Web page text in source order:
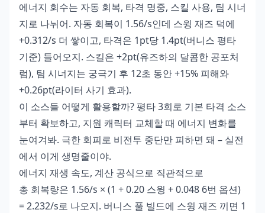
에너지 회수는 자동 회복, 타격 명중, 스킬 사용, 팀 시너
지로 나뉘어. 자동 회복이 1.56/s인데 스윙 재즈 덕에
+0.312/s 더 쌓이고, 타격은 1pt당 1.4pt(버니스 평타
기준) 들어오지. 스킬은 +2pt(유즈하의 달콤한 공포처
럼), 팀 시너지는 궁극기 후 12초 동안 +15% 피해와
+0.26pt(라이터 사기 효과).
이 소스들 어떻게 활용할까? 평타 3회로 기본 타격 소스
부터 확보하고, 지원 캐릭터 교체할 때 에너지 변화를
눈여겨봐. 극한 회피로 비전투 중단만 피하면 돼 – 실전
에서 이게 생명줄이야.
에너지 재생 속도, 계산 공식으로 직관적으로
총 회복량은 1.56/s × (1 + 0.20 스윙 + 0.048 6번 옵션)
= 2.232/s로 나오지. 버니스 풀 빌드에 스윙 재즈 끼면 1